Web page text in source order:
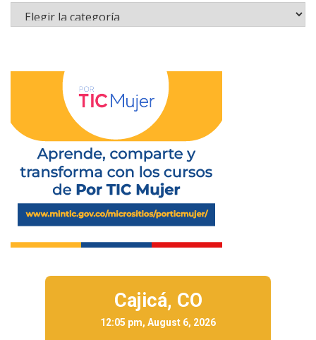
Cajicá, CO
12:05 pm, August 6, 2026